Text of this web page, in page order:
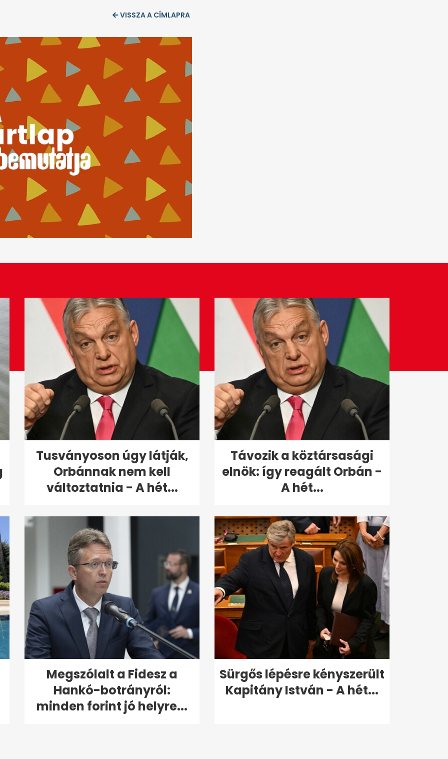
VISSZA A CÍMLAPRA
Tusványoson úgy látják,
Orbánnak nem kell
változtatnia - A hét...
Távozik a köztársasági
elnök: így reagált Orbán -
A hét...
Megszólalt a Fidesz a
Hankó-botrányról:
minden forint jó helyre...
Sürgős lépésre kényszerült
Kapitány István - A hét...